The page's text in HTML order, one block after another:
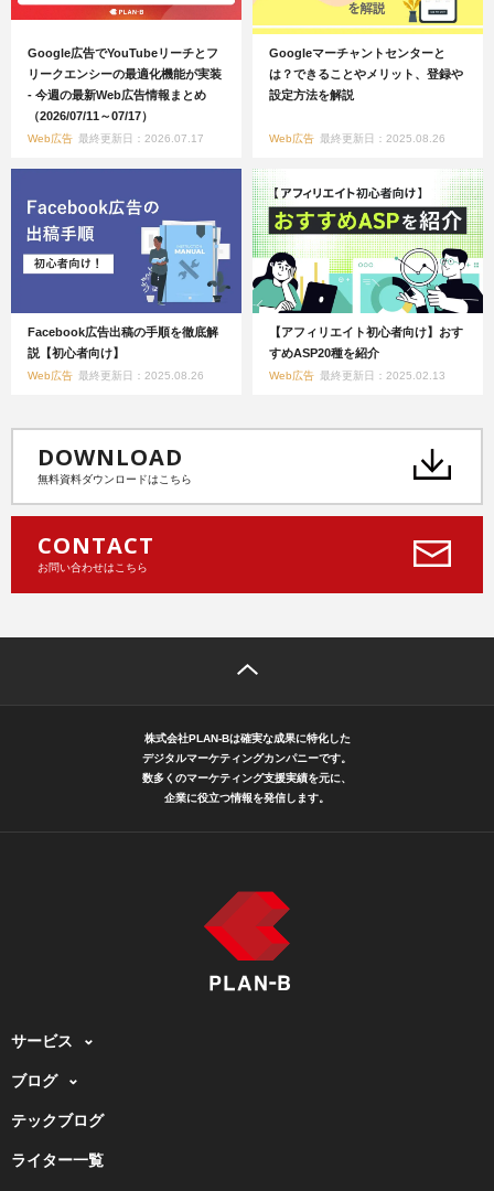
Google広告でYouTubeリーチとフ
リークエンシーの最適化機能が実装
- 今週の最新Web広告情報まとめ
（2026/07/11～07/17）
Web広告 最終更新日：2026.07.17
Googleマーチャントセンターと
は？できることやメリット、登録や
設定方法を解説
Web広告 最終更新日：2025.08.26
Facebook広告出稿の手順を徹底解
説【初心者向け】
Web広告 最終更新日：2025.08.26
【アフィリエイト初心者向け】おす
すめASP20種を紹介
Web広告 最終更新日：2025.02.13
DOWNLOAD
無料資料ダウンロードはこちら
CONTACT
お問い合わせはこちら
株式会社PLAN-Bは確実な成果に特化した
デジタルマーケティングカンパニーです。
数多くのマーケティング支援実績を元に、
企業に役立つ情報を発信します。
サービス
ブログ
テックブログ
ライター一覧